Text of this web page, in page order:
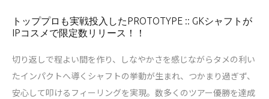
トッププロも実戦投入したPROTOTYPE :: GKシャフトが
IPコスメで限定数リリース！！
切り返しで程よい間を作り、しなやかさを感じながらタメの利い
たインパクトへ導くシャフトの挙動が生まれ、つかまり過ぎず、
安心して叩けるフィーリングを実現。数多くのツアー優勝を達成